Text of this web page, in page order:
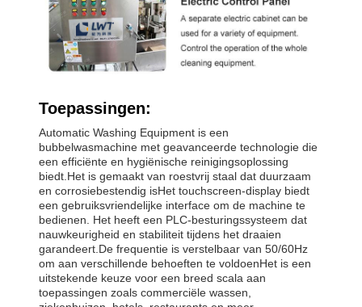
Toepassingen:
Automatic Washing Equipment is een
bubbelwasmachine met geavanceerde technologie die
een efficiënte en hygiënische reinigingsoplossing
biedt.Het is gemaakt van roestvrij staal dat duurzaam
en corrosiebestendig isHet touchscreen-display biedt
een gebruiksvriendelijke interface om de machine te
bedienen. Het heeft een PLC-besturingssysteem dat
nauwkeurigheid en stabiliteit tijdens het draaien
garandeert.De frequentie is verstelbaar van 50/60Hz
om aan verschillende behoeften te voldoenHet is een
uitstekende keuze voor een breed scala aan
toepassingen zoals commerciële wassen,